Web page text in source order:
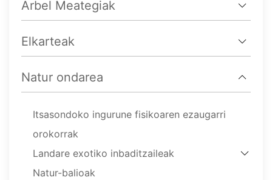
Arbel Meategiak
Elkarteak
Natur ondarea
Itsasondoko ingurune fisikoaren ezaugarri
orokorrak
Landare exotiko inbaditzaileak
Natur-balioak